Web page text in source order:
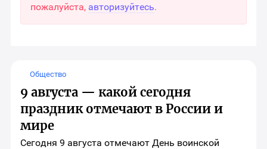
пожалуйста, авторизуйтесь.
Общество
9 августа — какой сегодня
праздник отмечают в России и
мире
Сегодня 9 августа отмечают День воинской